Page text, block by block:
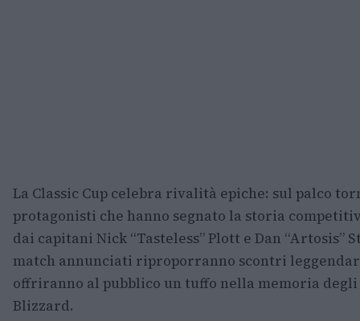
La Classic Cup celebra rivalità epiche: sul palco
protagonisti che hanno segnato la storia
dai capitani Nick “Tasteless” Plott e Dan “Artosis”
match annunciati riproporranno scontri
offriranno al pubblico un tuffo nella memoria degli
Blizzard.